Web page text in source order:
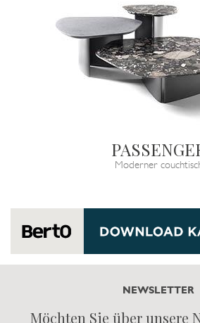
Moderner
NEWSLETTER
Möchten Sie über unsere